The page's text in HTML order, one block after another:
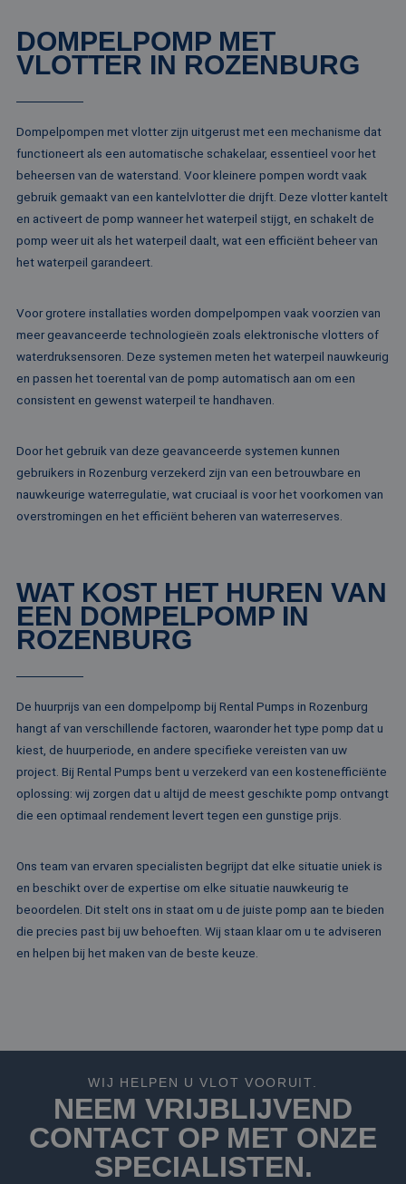
DOMPELPOMP MET
VLOTTER IN ROZENBURG
Dompelpompen met vlotter zijn uitgerust met een mechanisme dat
functioneert als een automatische schakelaar, essentieel voor het
beheersen van de waterstand. Voor kleinere pompen wordt vaak
gebruik gemaakt van een kantelvlotter die drijft. Deze vlotter kantelt
en activeert de pomp wanneer het waterpeil stijgt, en schakelt de
pomp weer uit als het waterpeil daalt, wat een efficiënt beheer van
het waterpeil garandeert.
Voor grotere installaties worden dompelpompen vaak voorzien van
meer geavanceerde technologieën zoals elektronische vlotters of
waterdruksensoren. Deze systemen meten het waterpeil nauwkeurig
en passen het toerental van de pomp automatisch aan om een
consistent en gewenst waterpeil te handhaven.
Door het gebruik van deze geavanceerde systemen kunnen
gebruikers in Rozenburg verzekerd zijn van een betrouwbare en
nauwkeurige waterregulatie, wat cruciaal is voor het voorkomen van
overstromingen en het efficiënt beheren van waterreserves.
WAT KOST HET HUREN VAN
EEN DOMPELPOMP IN
ROZENBURG
De huurprijs van een dompelpomp bij Rental Pumps in Rozenburg
hangt af van verschillende factoren, waaronder het type pomp dat u
kiest, de huurperiode, en andere specifieke vereisten van uw
project. Bij Rental Pumps bent u verzekerd van een kostenefficiënte
oplossing: wij zorgen dat u altijd de meest geschikte pomp ontvangt
die een optimaal rendement levert tegen een gunstige prijs.
Ons team van ervaren specialisten begrijpt dat elke situatie uniek is
en beschikt over de expertise om elke situatie nauwkeurig te
beoordelen. Dit stelt ons in staat om u de juiste pomp aan te bieden
die precies past bij uw behoeften. Wij staan klaar om u te adviseren
en helpen bij het maken van de beste keuze.
WIJ HELPEN U VLOT VOORUIT.
NEEM VRIJBLIJVEND
CONTACT OP MET ONZE
SPECIALISTEN.
MR
Microsoft
Corporation
.c.clarity.ms
1 week
MSN 1st party
die we gebruiken
IDE
Google LLC
.doubleclick.net
1 jaar
Deze cookie
ingesteld door
informatie uit
hoe de
de website
en over eventuele
advertenties die
eindgebruiker
Google LLC
.doubleclick.net
geplaatst door
DoubleClick
(eigendom van
Google) om te
bepalen of de
browser van de
Corporation
.c.bing.com
die we gebruiken
het gebruik van
analyses te
ANONCHK
Microsoft
10 minuten
Deze cookie
over eventuele
advertenties die
Corporation
.linkedin.com
MSN 1st party
die zorgt voor de
goede werking
deze website.
SM
.c.clarity.ms
Dit is een
MSN 1st party
die we gebruiken
het gebruik van
website voor
Inc.
.rentalpumps.eu
weken
Facebook om een
te leveren, zoals
realtime bieden
externe